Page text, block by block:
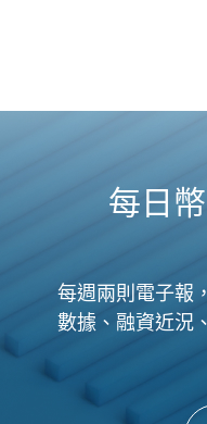
每日
每週兩則電子報
數據、融資近況